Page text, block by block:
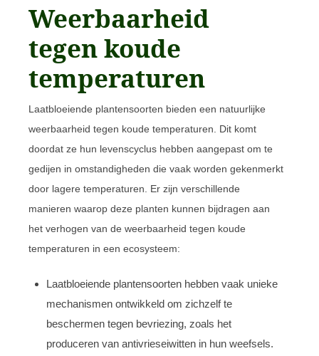
Weerbaarheid
tegen koude
temperaturen
Laatbloeiende plantensoorten bieden een natuurlijke
weerbaarheid tegen koude temperaturen. Dit komt
doordat ze hun levenscyclus hebben aangepast om te
gedijen in omstandigheden die vaak worden gekenmerkt
door lagere temperaturen. Er zijn verschillende
manieren waarop deze planten kunnen bijdragen aan
het verhogen van de weerbaarheid tegen koude
temperaturen in een ecosysteem:
Laatbloeiende plantensoorten hebben vaak unieke
mechanismen ontwikkeld om zichzelf te
beschermen tegen bevriezing, zoals het
produceren van antivrieseiwitten in hun weefsels.